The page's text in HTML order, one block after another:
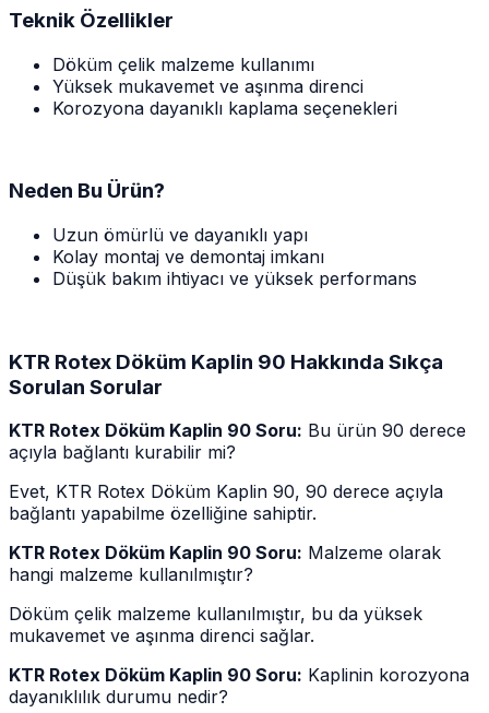
Teknik Özellikler
Döküm çelik malzeme kullanımı
Yüksek mukavemet ve aşınma direnci
Korozyona dayanıklı kaplama seçenekleri
Neden Bu Ürün?
Uzun ömürlü ve dayanıklı yapı
Kolay montaj ve demontaj imkanı
Düşük bakım ihtiyacı ve yüksek performans
KTR Rotex Döküm Kaplin 90 Hakkında Sıkça
Sorulan Sorular
KTR Rotex Döküm Kaplin 90 Soru: Bu ürün 90 derece
açıyla bağlantı kurabilir mi?
Evet, KTR Rotex Döküm Kaplin 90, 90 derece açıyla
bağlantı yapabilme özelliğine sahiptir.
KTR Rotex Döküm Kaplin 90 Soru: Malzeme olarak
hangi malzeme kullanılmıştır?
Döküm çelik malzeme kullanılmıştır, bu da yüksek
mukavemet ve aşınma direnci sağlar.
KTR Rotex Döküm Kaplin 90 Soru: Kaplinin korozyona
dayanıklılık durumu nedir?